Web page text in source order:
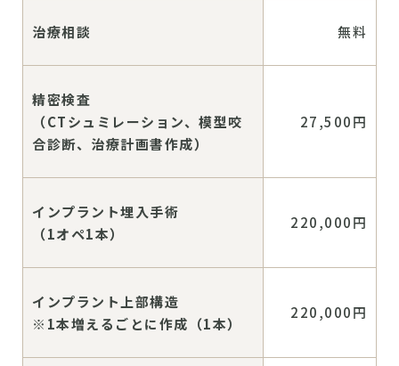
治療相談 無料
精密検査
（CTシュミレーション、模型咬
合診断、治療計画書作成）
27,500円
インプラント埋入手術
（1オペ1本）
220,000円
インプラント上部構造
※1本増えるごとに作成（1本）
220,000円